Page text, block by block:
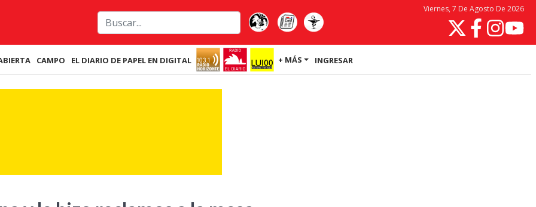
Viernes, 7 De Agosto De 2026
CAMPO EL DIARIO DE PAPEL EN DIGITAL + MÁS INGRESAR